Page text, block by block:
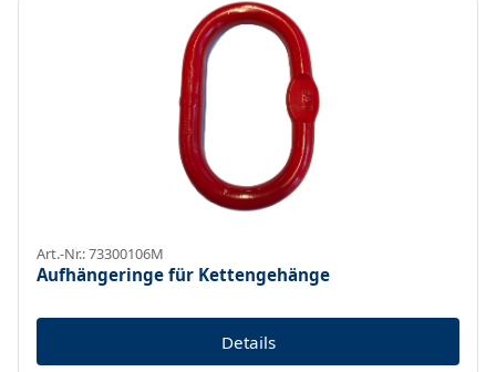
Art.-Nr.: 73300106M
Aufhängeringe für Kettengehänge
Details